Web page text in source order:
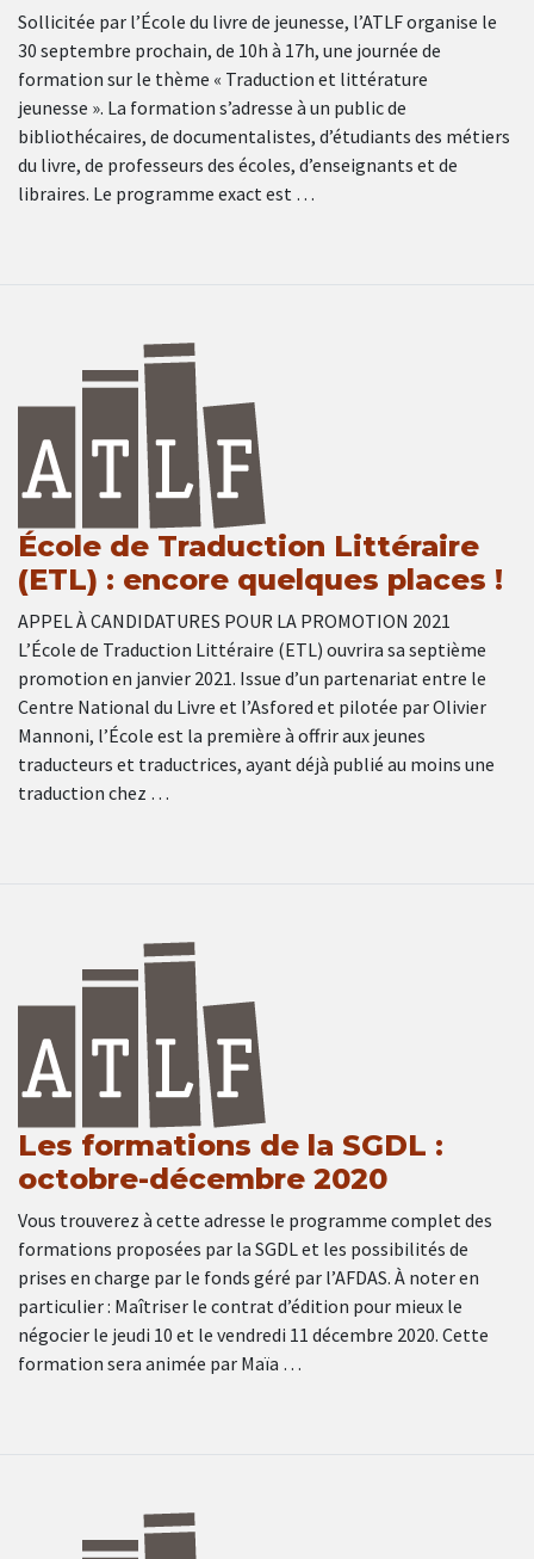
Sollicitée par l’École du livre de jeunesse, l’ATLF organise le
30 septembre prochain, de 10h à 17h, une journée de
formation sur le thème « Traduction et littérature
jeunesse ». La formation s’adresse à un public de
bibliothécaires, de documentalistes, d’étudiants des métiers
du livre, de professeurs des écoles, d’enseignants et de
libraires. Le programme exact est …
École de Traduction Littéraire
(ETL) : encore quelques places !
APPEL À CANDIDATURES POUR LA PROMOTION 2021
L’École de Traduction Littéraire (ETL) ouvrira sa septième
promotion en janvier 2021. Issue d’un partenariat entre le
Centre National du Livre et l’Asfored et pilotée par Olivier
Mannoni, l’École est la première à offrir aux jeunes
traducteurs et traductrices, ayant déjà publié au moins une
traduction chez …
Les formations de la SGDL :
octobre-décembre 2020
Vous trouverez à cette adresse le programme complet des
formations proposées par la SGDL et les possibilités de
prises en charge par le fonds géré par l’AFDAS. À noter en
particulier : Maîtriser le contrat d’édition pour mieux le
négocier le jeudi 10 et le vendredi 11 décembre 2020. Cette
formation sera animée par Maïa …